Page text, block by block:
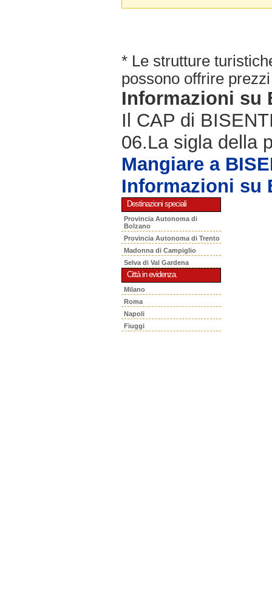
* Le strutture
possono offrire
Informazioni su
Il CAP di
06.La sigla della
Mangiare a
Informazioni su
Destinazioni speciali
Provincia Autonoma di
Bolzano
Provincia Autonoma di Trento
Madonna di Campiglio
Selva di Val Gardena
Città in evidenza.
Milano
Roma
Napoli
Fiuggi